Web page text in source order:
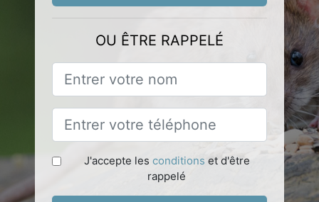
OU ÊTRE RAPPELÉ
J'accepte les conditions et d'être
rappelé